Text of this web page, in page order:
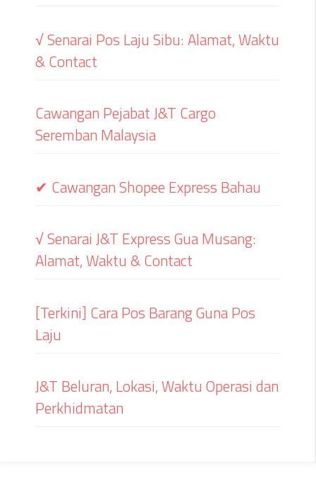
√ Senarai Pos Laju Sibu: Alamat, Waktu
& Contact
Cawangan Pejabat J&T Cargo
Seremban Malaysia
✔ Cawangan Shopee Express Bahau
√ Senarai J&T Express Gua Musang:
Alamat, Waktu & Contact
[Terkini] Cara Pos Barang Guna Pos
Laju
J&T Beluran, Lokasi, Waktu Operasi dan
Perkhidmatan